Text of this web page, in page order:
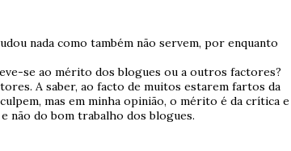
nada como também não servem, por enquanto
se ao mérito dos blogues ou a outros factores?
A saber, ao facto de muitos estarem fartos da
mas em minha opinião, o mérito é da crítica e
não do bom trabalho dos blogues.